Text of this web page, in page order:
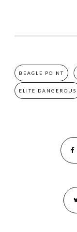
BEAGLE POINT
ELITE DANGEROUS